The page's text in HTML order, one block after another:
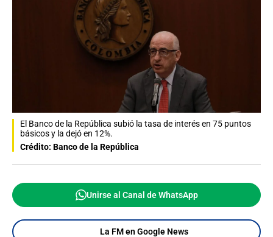
El Banco de la República subió la tasa de interés en 75 puntos
básicos y la dejó en 12%.
Crédito: Banco de la República
Unirse al Canal de WhatsApp
La FM en Google News